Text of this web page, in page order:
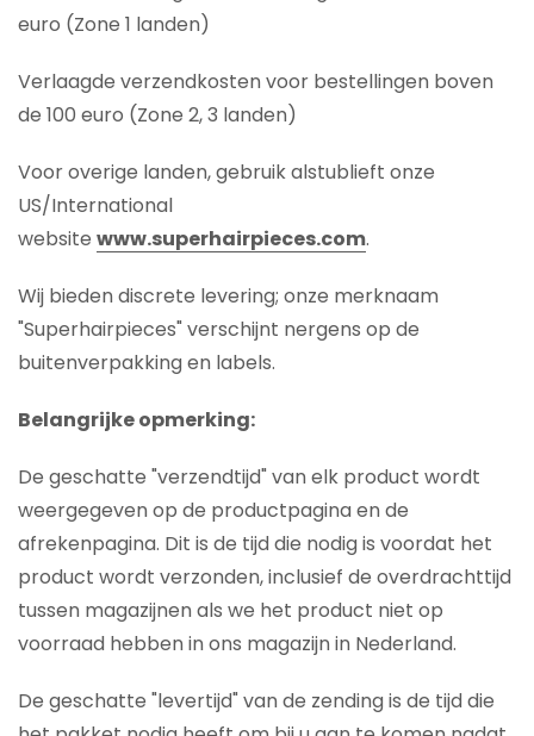
euro (Zone 1 landen)
Verlaagde verzendkosten voor bestellingen boven
de 100 euro (Zone 2, 3 landen)
Voor overige landen, gebruik alstublieft onze
US/International
website www.superhairpieces.com.
Wij bieden discrete levering; onze merknaam
"Superhairpieces" verschijnt nergens op de
buitenverpakking en labels.
Belangrijke opmerking:
De geschatte "verzendtijd" van elk product wordt
weergegeven op de productpagina en de
afrekenpagina. Dit is de tijd die nodig is voordat het
product wordt verzonden, inclusief de overdrachttijd
tussen magazijnen als we het product niet op
voorraad hebben in ons magazijn in Nederland.
De geschatte "levertijd" van de zending is de tijd die